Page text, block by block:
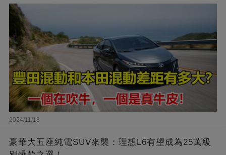
2024/11/18
豪華大五座純電SUV來襲：理想L6有望成為25萬級